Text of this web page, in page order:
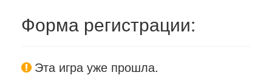
Форма регистрации:
Эта игра уже прошла.